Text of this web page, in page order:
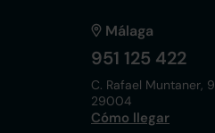
Málaga
951 125 422
C. Rafael Muntaner, 9
29004
Cómo llegar